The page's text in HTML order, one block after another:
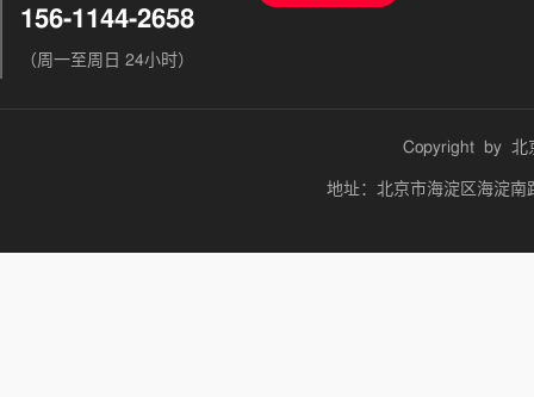
156-1144-2658
（周一至周日 24小时）
Copyright by 北
地址：北京市海淀区海淀